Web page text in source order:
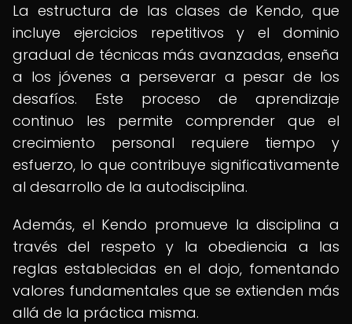
La estructura de las clases de Kendo, que
incluye ejercicios repetitivos y el dominio
gradual de técnicas más avanzadas, enseña
a los jóvenes a perseverar a pesar de los
desafíos. Este proceso de aprendizaje
continuo les permite comprender que el
crecimiento personal requiere tiempo y
esfuerzo, lo que contribuye significativamente
al desarrollo de la autodisciplina.
Además, el Kendo promueve la disciplina a
través del respeto y la obediencia a las
reglas establecidas en el dojo, fomentando
valores fundamentales que se extienden más
allá de la práctica misma.